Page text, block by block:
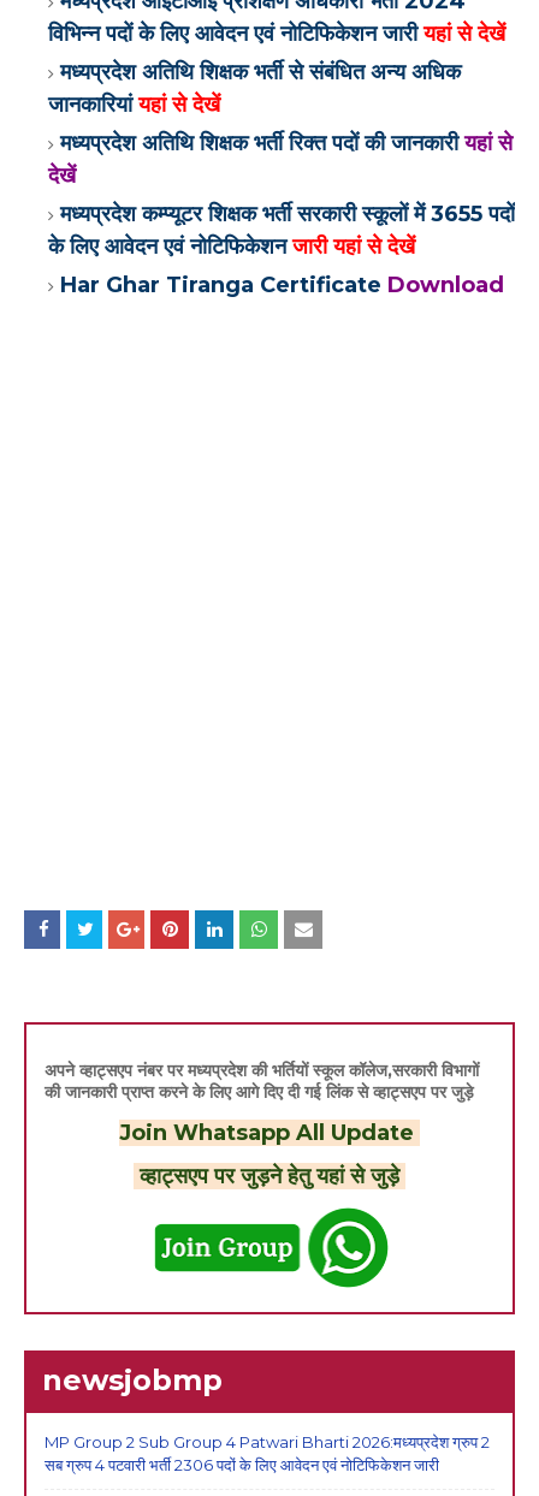
विभिन्न पदों के लिए आवेदन एवं नोटिफिकेशन जारीयहां से देखें
मध्यप्रदेश अतिथि शिक्षक भर्ती से संबंधित अन्य अधिक
जानकारियांयहां से देखें
मध्यप्रदेश अतिथि शिक्षक भर्ती रिक्त पदों की जानकारीयहां से
देखें
मध्यप्रदेश कम्प्यूटर शिक्षक भर्ती सरकारी स्कूलों में 3655 पदों
के लिए आवेदन एवं नोटिफिकेशनजारी यहां से देखें
Har Ghar Tiranga Certificate Download
अपने व्हाट्सएप नंबर पर मध्यप्रदेश की भर्तियों स्कूल कॉलेज,सरकारी विभागों
की जानकारी प्राप्त करने के लिए आगे दिए दी गई लिंक से व्हाट्सएप पर जुड़े
Join Whatsapp All Update
व्हाट्सएप पर जुड़ने हेतु यहां से जुड़े
newsjobmp
MP Group 2 Sub Group 4 Patwari Bharti 2026:मध्यप्रदेश ग्रुप 2
सब ग्रुप 4 पटवारी भर्ती 2306 पदों के लिए आवेदन एवं नोटिफिकेशन जारी